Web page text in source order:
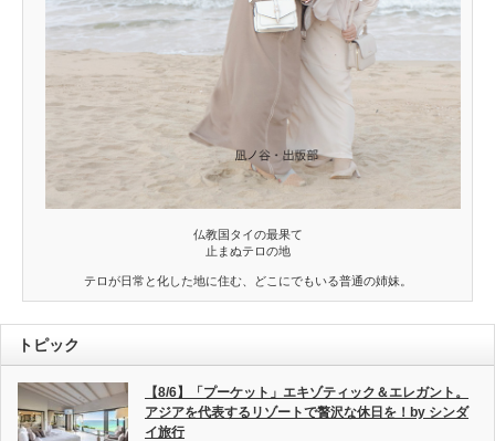
仏教国タイの最果て
止まぬテロの地
テロが日常と化した地に住む、どこにでもいる普通の姉妹。
トピック
【8/6】「プーケット」エキゾティック＆エレガント。
アジアを代表するリゾートで贅沢な休日を！by シンダ
イ旅行